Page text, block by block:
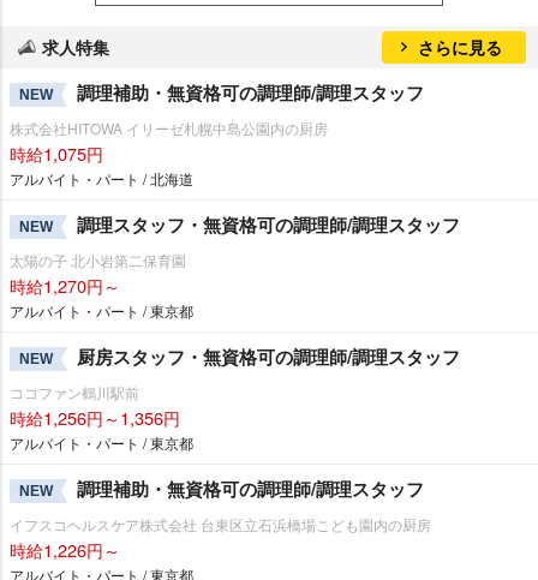
求人特集 さらに見る
NEW 調理補助・無資格可の調理師/調理スタッフ
株式会社HITOWA イリーゼ札幌中島公園内の厨房
時給1,075円
アルバイト・パート / 北海道
NEW 調理スタッフ・無資格可の調理師/調理スタッフ
太陽の子 北小岩第二保育園
時給1,270円～
アルバイト・パート / 東京都
NEW 厨房スタッフ・無資格可の調理師/調理スタッフ
ココファン鶴川駅前
時給1,256円～1,356円
アルバイト・パート / 東京都
NEW 調理補助・無資格可の調理師/調理スタッフ
イフスコヘルスケア株式会社 台東区立石浜橋場こども園内の厨房
時給1,226円～
アルバイト・パート / 東京都